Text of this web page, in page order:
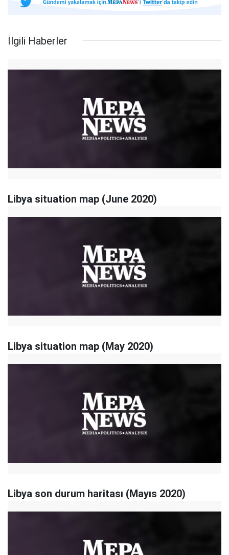
İlgili Haberler
Libya situation map (June 2020)
Libya situation map (May 2020)
Libya son durum haritası (Mayıs 2020)